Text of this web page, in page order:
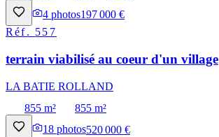
4 photos197 000 €
Réf. 557
terrain viabilisé au coeur d'un village
LA BATIE ROLLAND
855 m²
855 m²
18 photos520 000 €